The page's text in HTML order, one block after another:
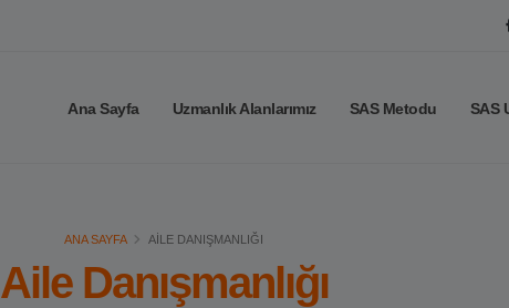
Ana Sayfa Uzmanlık Alanlarımız SAS Metodu SAS
ANA SAYFA AILE DANIŞMANLIĞI
Aile Danışmanlığı